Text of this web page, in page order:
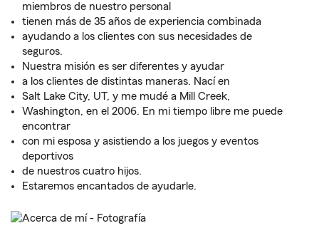
miembros de nuestro personal
tienen más de 35 años de experiencia combinada
ayudando a los clientes con sus necesidades de
seguros.
Nuestra misión es ser diferentes y ayudar
a los clientes de distintas maneras. Nací en
Salt Lake City, UT, y me mudé a Mill Creek,
Washington, en el 2006. En mi tiempo libre me puede
encontrar
con mi esposa y asistiendo a los juegos y eventos
deportivos
de nuestros cuatro hijos.
Estaremos encantados de ayudarle.